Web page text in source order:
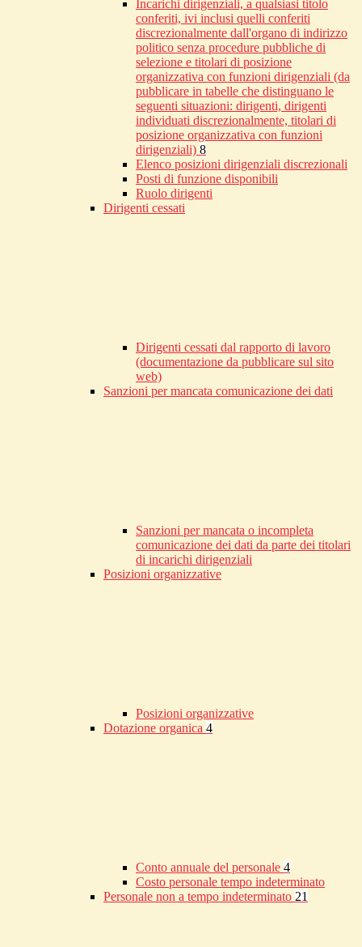
Incarichi dirigenziali, a qualsiasi titolo
conferiti, ivi inclusi quelli conferiti
discrezionalmente dall'organo di indirizzo
politico senza procedure pubbliche di
selezione e titolari di posizione
organizzativa con funzioni dirigenziali (da
pubblicare in tabelle che distinguano le
seguenti situazioni: dirigenti, dirigenti
individuati discrezionalmente, titolari di
posizione organizzativa con funzioni
dirigenziali) 8
Elenco posizioni dirigenziali discrezionali
Posti di funzione disponibili
Ruolo dirigenti
Dirigenti cessati
Dirigenti cessati dal rapporto di lavoro
(documentazione da pubblicare sul sito
web)
Sanzioni per mancata comunicazione dei dati
Sanzioni per mancata o incompleta
comunicazione dei dati da parte dei titolari
di incarichi dirigenziali
Posizioni organizzative
Posizioni organizzative
Dotazione organica 4
Conto annuale del personale 4
Costo personale tempo indeterminato
Personale non a tempo indeterminato 21